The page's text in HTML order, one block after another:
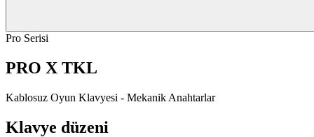
Pro Serisi
PRO X TKL
Kablosuz Oyun Klavyesi - Mekanik Anahtarlar
Klavye düzeni